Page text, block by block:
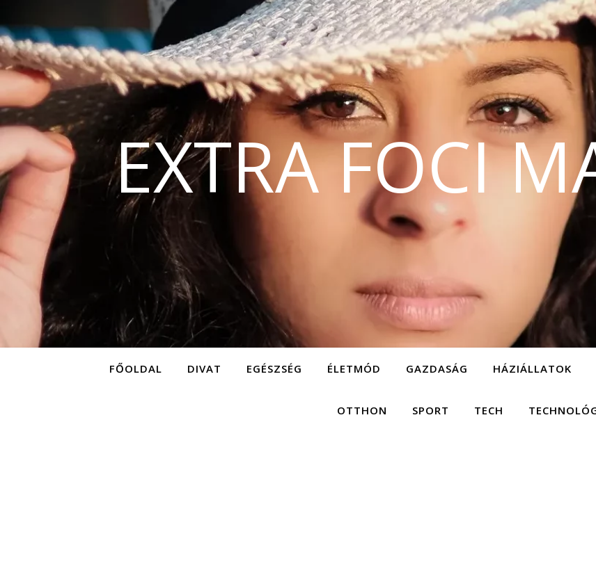
EXTRA FOCI
FŐOLDAL DIVAT EGÉSZSÉG ÉLETMÓD GAZDASÁG HÁZIÁLLATOK
OTTHON SPORT TECH